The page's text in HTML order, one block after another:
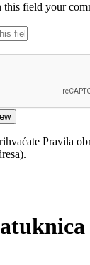
field your
Pravila